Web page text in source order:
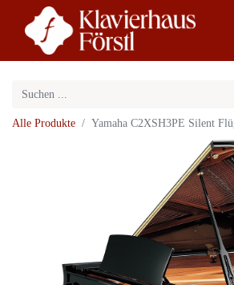
Alle Produkte Yamaha C2XSH3PE Silent